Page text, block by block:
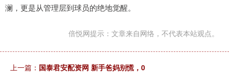
澜，更是从管理层到球员的绝地觉醒。
倍悦网提示：文章来自网络，不代表本站观点。
上一篇： 国泰君安配资网 新手爸妈别慌，0